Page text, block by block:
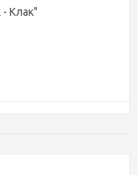
- Клак"